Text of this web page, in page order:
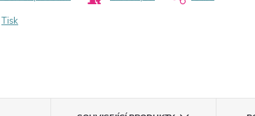
Tisk